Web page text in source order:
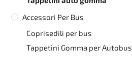
Accessori Per Bus
Coprisedili per bus
Tappetini Gomma per Autobus